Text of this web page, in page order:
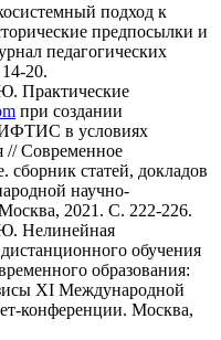
подход к
предпосылки и
педагогических
20.
Практические
при создании
ИФТИС в условиях
// Современное
сборник статей, докладов
научно-
2021. С. 222-226.
Нелинейная
обучения
образования:
XI Международной
конференции. Москва,